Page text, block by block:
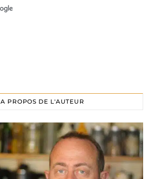
A PROPOS DE L'AUTEUR